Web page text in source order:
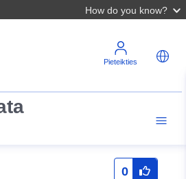
How do you know?
Pieteikties
0